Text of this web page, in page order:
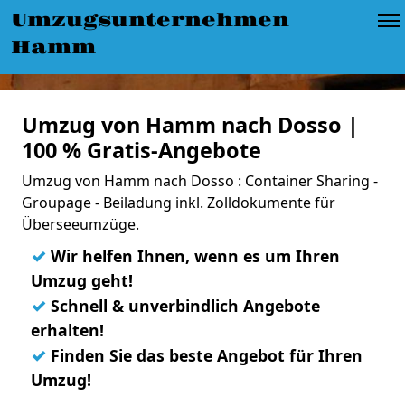
Umzugsunternehmen
Hamm
Umzug von Hamm nach Dosso |
100 % Gratis-Angebote
Umzug von Hamm nach Dosso : Container Sharing -
Groupage - Beiladung inkl. Zolldokumente für
Überseeumzüge.
✓ Wir helfen Ihnen, wenn es um Ihren
Umzug geht!
✓ Schnell & unverbindlich Angebote
erhalten!
✓ Finden Sie das beste Angebot für Ihren
Umzug!